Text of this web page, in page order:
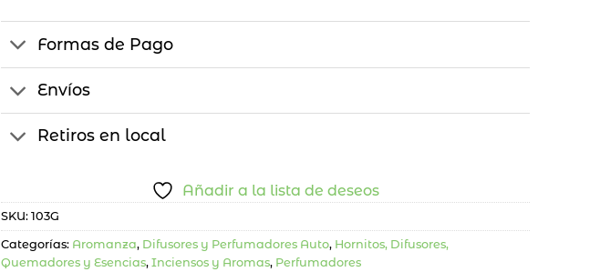
Formas de Pago
Envíos
Retiros en local
Añadir a la lista de deseos
SKU: 103G
Categorías: Aromanza, Difusores y Perfumadores Auto, Hornitos, Difusores,
Quemadores y Esencias, Inciensos y Aromas, Perfumadores